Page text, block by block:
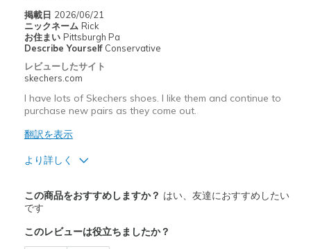
Width
Sizing
Feels true to size
掲載日 2026/06/21
ニックネーム Rick
お住まい Pittsburgh Pa
Describe Yourself Conservative
レビューしたサイト
skechers.com
I have lots of Skechers shoes. I like them and continue to
purchase new pairs as they come out.
翻訳を表示
より詳しく
Attractive Design
Breathe Well
この商品をおすすめしますか？ はい、友達におすすめしたい
です
このレビューは役立ちましたか？